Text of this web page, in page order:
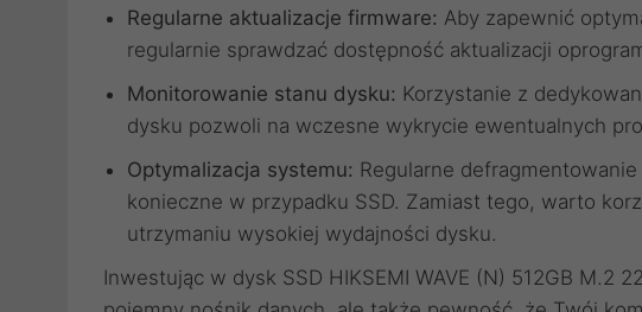
Regularne aktualizacje firmware: Aby zapewnić
regularnie sprawdzać dostępność aktualizacji
Monitorowanie stanu dysku: Korzystanie z
dysku pozwoli na wczesne wykrycie ewentualnych
Optymalizacja systemu: Regularne
konieczne w przypadku SSD. Zamiast tego, warto
utrzymaniu wysokiej wydajności dysku.
Inwestując w dysk SSD HIKSEMI WAVE (N) 512GB M.2